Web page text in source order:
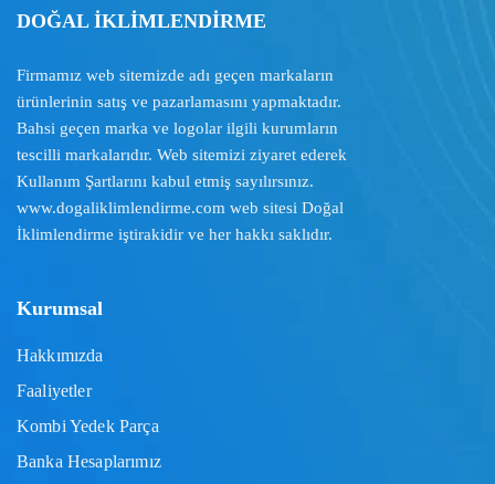
DOĞAL İKLİMLENDİRME
Firmamız web sitemizde adı geçen markaların
ürünlerinin satış ve pazarlamasını yapmaktadır.
Bahsi geçen marka ve logolar ilgili kurumların
tescilli markalarıdır. Web sitemizi ziyaret ederek
Kullanım Şartlarını kabul etmiş sayılırsınız.
www.dogaliklimlendirme.com web sitesi Doğal
İklimlendirme iştirakidir ve her hakkı saklıdır.
Kurumsal
Hakkımızda
Faaliyetler
Kombi Yedek Parça
Banka Hesaplarımız